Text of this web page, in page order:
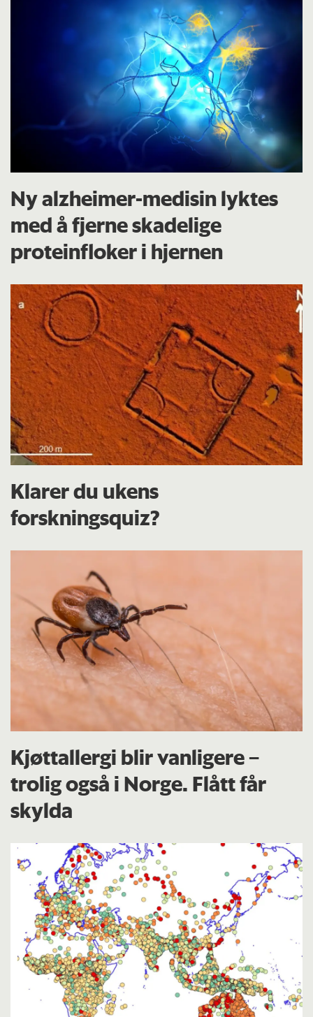
Ny alzheimer-medisin lyktes
med å fjerne skadelige
proteinfloker i hjernen
Klarer du ukens
forskningsquiz?
Kjøttallergi blir vanligere –
trolig også i Norge. Flått får
skylda